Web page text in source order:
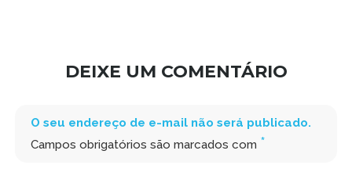
DEIXE UM COMENTÁRIO
O seu endereço de e-mail não será publicado.
Campos obrigatórios são marcados com *